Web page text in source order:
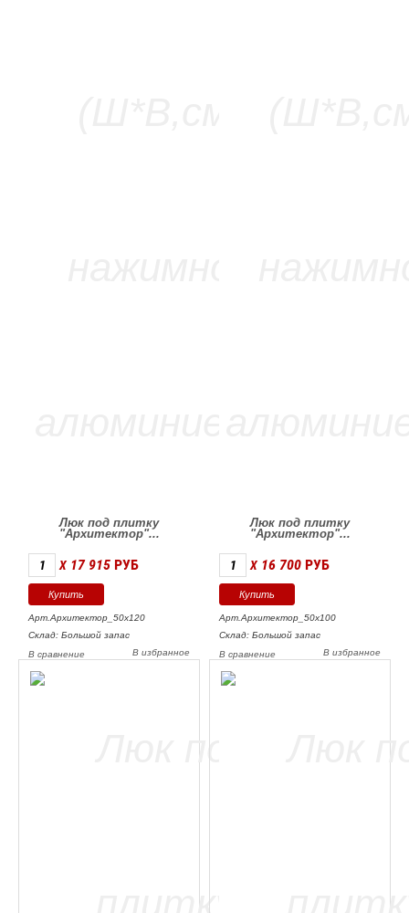
Люк под плитку
"Архитектор"...
X 17 915 РУБ
Арт.Архитектор_50х120
Склад: Большой запас
В избранное
В сравнение
Люк под плитку
"Архитектор"...
X 16 700 РУБ
Арт.Архитектор_50х100
Склад: Большой запас
В избранное
В сравнение